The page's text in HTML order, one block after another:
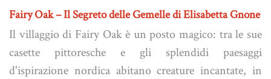
Fairy Oak – Il Segreto delle Gemelle di Elisabetta Gnone
Il villaggio di Fairy Oak è un posto magico: tra le sue
casette pittoresche e gli splendidi paesaggi
d'ispirazione nordica abitano creature incantate, in